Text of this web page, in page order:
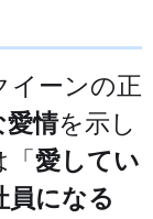
イーンの正
愛情を示し
「愛してい
員になる